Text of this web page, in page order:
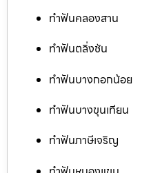
ทำฟันคลองสาน
ทำฟันตลิ่งชัน
ทำฟันบางกอกน้อย
ทำฟันบางขุนเทียน
ทำฟันภาษีเจริญ